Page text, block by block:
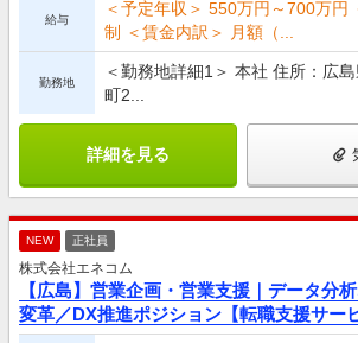
給与
＜予定年収＞ 550万円～700万円
制 ＜賃金内訳＞ 月額（...
勤務地
＜勤務地詳細1＞ 本社 住所：広
町2...
詳細を見る
NEW 正社員
株式会社エネコム
【広島】営業企画・営業支援｜データ分
変革／DX推進ポジション【転職支援サー